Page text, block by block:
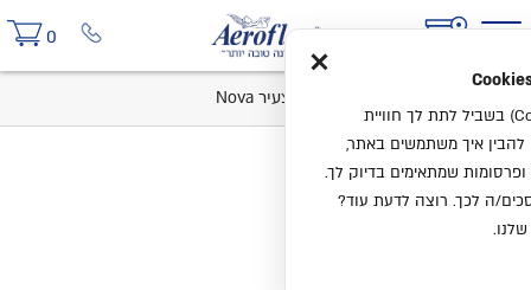
0
מיטת צעיר Nova×
אנחנו משתמשים בעוגיות (Cookies) בשביל לתת לך חוויית
להבין איך משתמשים באתר,
שמתאימים בדיוק לך.
ה לכך. רוצה לדעת עוד?